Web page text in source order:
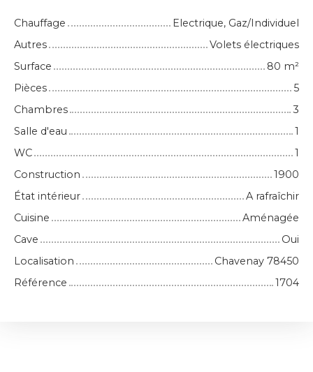
Chauffage
Electrique, Gaz/Individuel
Autres
Volets électriques
Surface
80 m²
Pièces
5
Chambres
3
Salle d'eau
1
WC
1
Construction
1900
État intérieur
A rafraîchir
Cuisine
Aménagée
Cave
Oui
Localisation
Chavenay 78450
Référence
1704